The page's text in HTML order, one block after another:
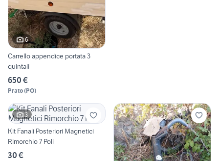
6
Carrello appendice portata 3
quintali
650 €
Prato(PO)
3
Kit Fanali Posteriori Magnetici
Rimorchio 7 Poli
30 €